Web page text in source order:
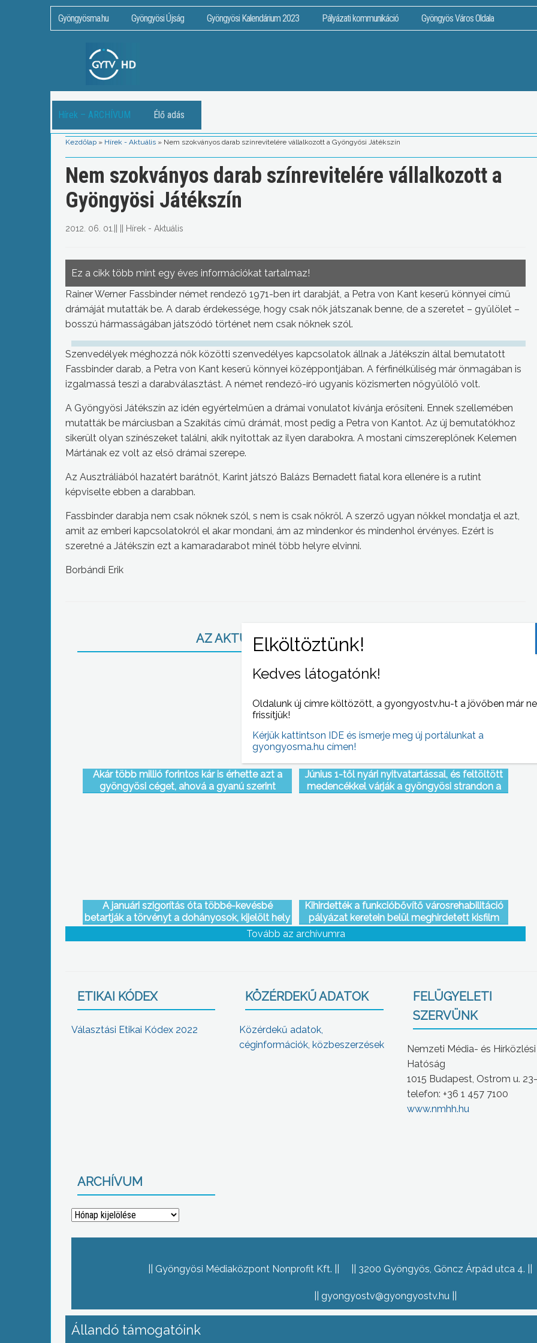
Gyöngyösma.hu Gyöngyösi Újság Gyöngyösi Kalendárium 2023 Pályázati kommunikáció Gyöngyös Város Oldala
Hírek – ARCHÍVUM Élő adás
Kezdőlap » Hírek - Aktuális » Nem szokványos darab színrevitelére vállalkozott a Gyöngyösi Játékszín
Nem szokványos darab színrevitelére vállalkozott a
Gyöngyösi Játékszín
2012. 06. 01. Hírek - Aktuális
Ez a cikk több mint egy éves információkat tartalmaz!
Rainer Werner Fassbinder német rendező 1971-ben írt darabját, a Petra von Kant keserű könnyei című
drámáját mutatták be. A darab érdekessége, hogy csak nők játszanak benne, de a szeretet – gyűlölet –
bosszú hármasságában játszódó történet nem csak nőknek szól.
Szenvedélyek méghozzá nők közötti szenvedélyes kapcsolatok állnak a Játékszín által bemutatott
Fassbinder darab, a Petra von Kant keserű könnyei középpontjában. A férfinélküliség már önmagában is
izgalmassá teszi a darabválasztást. A német rendező-író ugyanis közismerten nőgyűlölő volt.
A Gyöngyösi Játékszín az idén egyértelműen a drámai vonulatot kívánja erősíteni. Ennek szellemében
mutatták be márciusban a Szakítás című drámát, most pedig a Petra von Kantot. Az új bemutatókhoz
sikerült olyan színészeket találni, akik nyitottak az ilyen darabokra. A mostani címszereplőnek Kelemen
Mártának ez volt az első drámai szerepe.
Az Ausztráliából hazatért barátnőt, Karint játszó Balázs Bernadett fiatal kora ellenére is a rutint
képviselte ebben a darabban.
Fassbinder darabja nem csak nőknek szól, s nem is csak nőkről. A szerző ugyan nőkkel mondatja el azt,
amit az emberi kapcsolatokról el akar mondani, ám az mindenkor és mindenhol érvényes. Ezért is
szeretné a Játékszín ezt a kamaradarabot minél több helyre elvinni.
Borbándi Erik
AZ AKTUÁLIS NAPI HÍREI
Akár több millió forintos kár is érhette azt a
gyöngyösi céget, ahová a gyanú szerint
Június 1-től nyári nyitvatartással, és feltöltött
medencékkel várják a gyöngyösi strandon a
A januári szigorítás óta többé-kevésbé
betartják a törvényt a dohányosok, kijelölt hely
híján azonban sokan még mindig olyan helyen
dohányoznak és szemetelnek, ahol nem lenne
Kihirdették a funkcióbővítő városrehabilitáció
pályázat keretein belül meghirdetett kisfilm
pályázat győztesét
Tovább az archívumra
ETIKAI KÓDEX
Választási Etikai Kódex 2022
KÖZÉRDEKŰ ADATOK
Közérdekű adatok,
céginformációk, közbeszerzések
FELÜGYELETI
SZERVÜNK
Nemzeti Média- és Hírközlési
Hatóság
1015 Budapest, Ostrom u.
telefon: +36 1 457 7100
www.nmhh.hu
ARCHÍVUM
Archívum
Gyöngyösi Médiaközpont Nonprofit Kft. 3200 Gyöngyös, Göncz Árpád utca 4.
gyongyostv@gyongyostv.hu
Állandó támogatóink
Kedves látogatónk!
Oldalunk új címre költözött, a gyongyostv.hu-t a jövőben már
frissítjük!
Kérjük kattintson IDE és ismerje meg új portálunkat a
gyongyosma.hu címen!